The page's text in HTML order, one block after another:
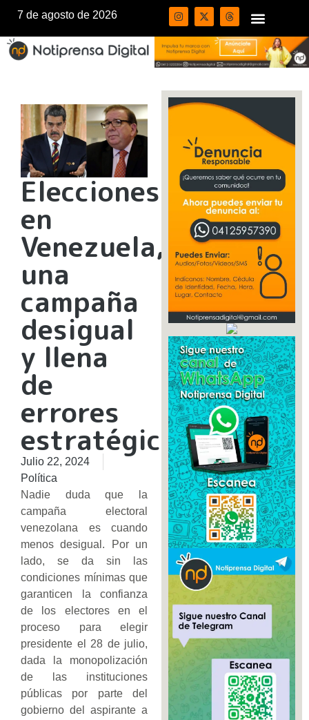
7 de agosto de 2026
Elecciones
en
Venezuela,
una
campaña
desigual
y llena
de
errores
estratégicos
Julio 22, 2024
Política
Nadie duda que la
campaña electoral
venezolana es cuando
menos desigual. Por un
lado, se da sin las
condiciones mínimas que
garanticen la confianza
de los electores en el
proceso para elegir
presidente el 28 de julio,
dada la monopolización
de las instituciones
públicas por parte del
gobierno del aspirante a